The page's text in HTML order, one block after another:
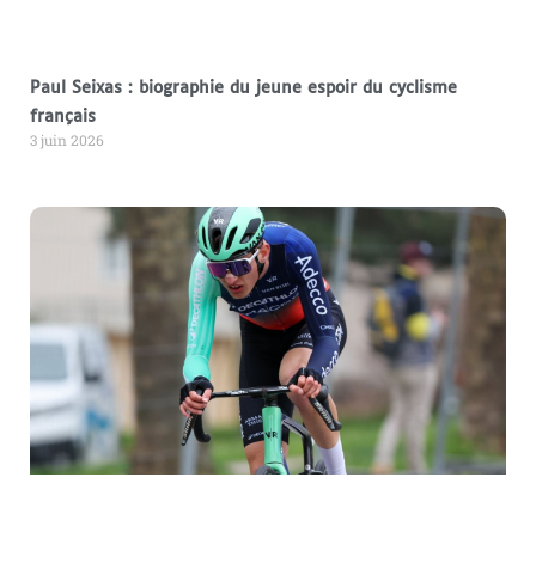
Paul Seixas : biographie du jeune espoir du cyclisme
français
3 juin 2026